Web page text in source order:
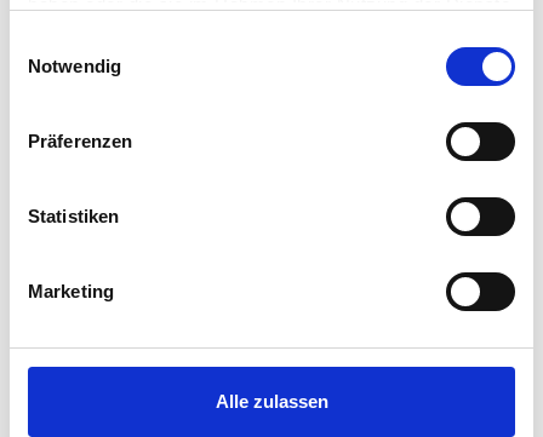
Notwendig
Präferenzen
Statistiken
Marketing
Alle zulassen
Sitten und Gebräuche in Deutschland / Lokale
Soziale Kontakte
Die Erstorientierungskurse (EOK) sind insbesondere für
Schutzsuchende als Einstiegs- und
richtet sich ausschließlich an Personen, die keine